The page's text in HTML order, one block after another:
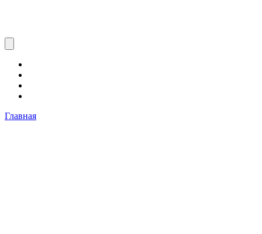
Главная